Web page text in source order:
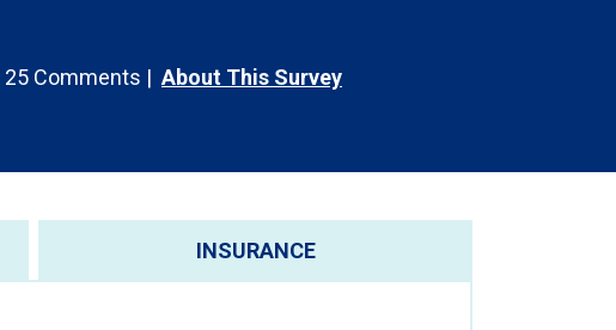
25 Comments About This Survey
INSURANCE